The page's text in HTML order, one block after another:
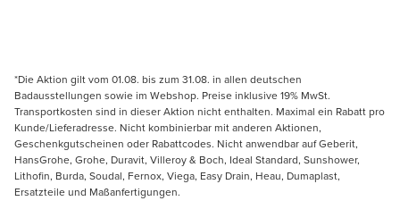
*Die Aktion gilt vom 01.08. bis zum 31.08. in allen deutschen
Badausstellungen sowie im Webshop. Preise inklusive 19% MwSt.
Transportkosten sind in dieser Aktion nicht enthalten. Maximal ein Rabatt pro
Kunde/Lieferadresse. Nicht kombinierbar mit anderen Aktionen,
Geschenkgutscheinen oder Rabattcodes. Nicht anwendbar auf Geberit,
HansGrohe, Grohe, Duravit, Villeroy & Boch, Ideal Standard, Sunshower,
Lithofin, Burda, Soudal, Fernox, Viega, Easy Drain, Heau, Dumaplast,
Ersatzteile und Maßanfertigungen.